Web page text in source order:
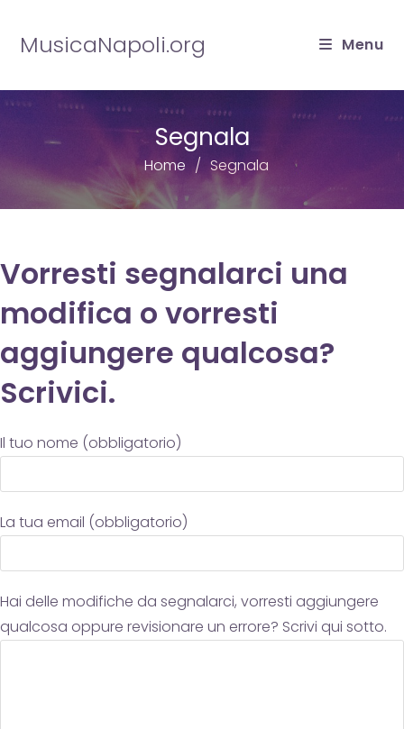
contenuto
MusicaNapoli.org Menu
Segnala
Home Segnala
Vorresti segnalarci una
modifica o vorresti
aggiungere qualcosa?
Scrivici.
Il tuo nome (obbligatorio)
La tua email (obbligatorio)
Hai delle modifiche da segnalarci, vorresti aggiungere
qualcosa oppure revisionare un errore? Scrivi qui sotto.